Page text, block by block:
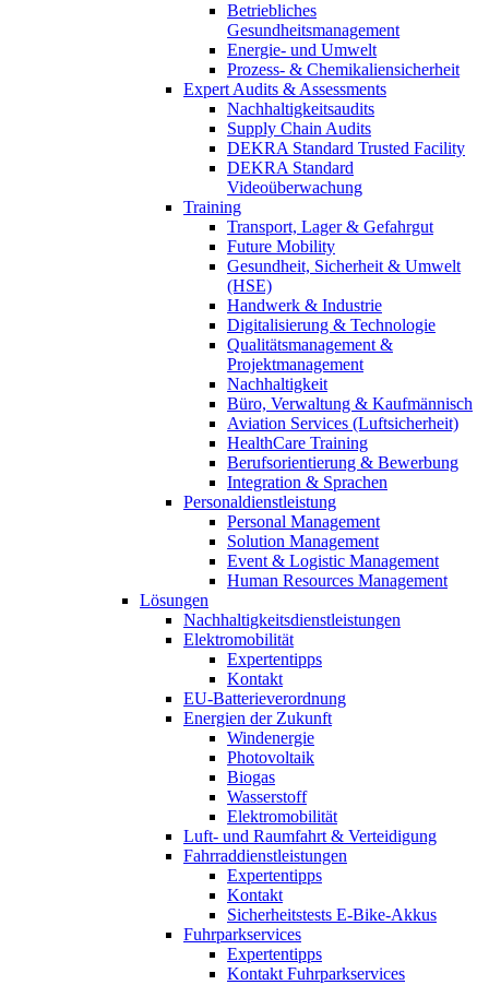
Betriebliches
Gesundheitsmanagement
Energie- und Umwelt
Prozess- & Chemikaliensicherheit
Expert Audits & Assessments
Nachhaltigkeitsaudits
Supply Chain Audits
DEKRA Standard Trusted Facility
DEKRA Standard
Videoüberwachung
Training
Transport, Lager & Gefahrgut
Future Mobility
Gesundheit, Sicherheit & Umwelt
(HSE)
Handwerk & Industrie
Digitalisierung & Technologie
Qualitätsmanagement &
Projektmanagement
Nachhaltigkeit
Büro, Verwaltung & Kaufmännisch
Aviation Services (Luftsicherheit)
HealthCare Training
Berufsorientierung & Bewerbung
Integration & Sprachen
Personaldienstleistung
Personal Management
Solution Management
Event & Logistic Management
Human Resources Management
Lösungen
Nachhaltigkeitsdienstleistungen
Elektromobilität
Expertentipps
Kontakt
EU-Batterieverordnung
Energien der Zukunft
Windenergie
Photovoltaik
Biogas
Wasserstoff
Elektromobilität
Luft- und Raumfahrt & Verteidigung
Fahrraddienstleistungen
Expertentipps
Kontakt
Sicherheitstests E-Bike-Akkus
Fuhrparkservices
Expertentipps
Kontakt Fuhrparkservices